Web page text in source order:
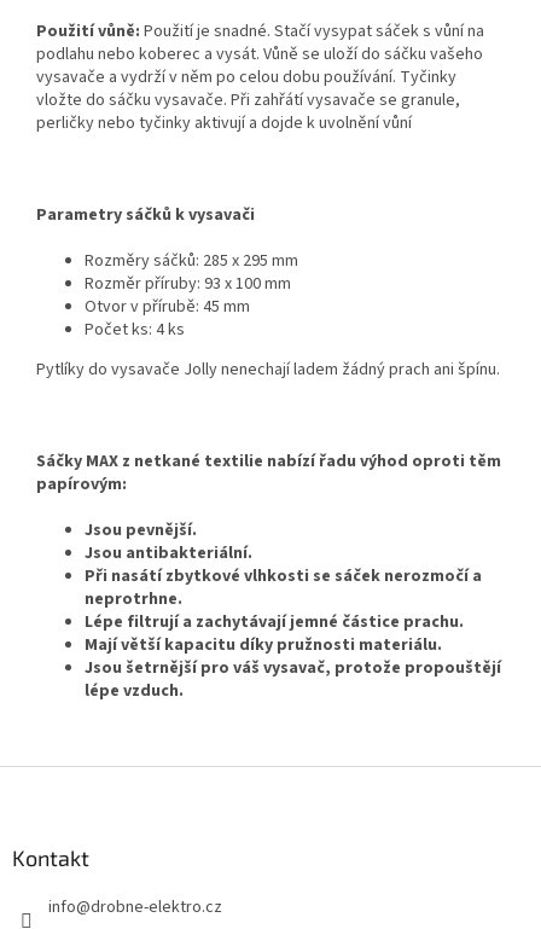
Použití vůně: Použití je snadné. Stačí vysypat sáček s vůní na
podlahu nebo koberec a vysát. Vůně se uloží do sáčku vašeho
vysavače a vydrží v něm po celou dobu používání. Tyčinky
vložte do sáčku vysavače. Při zahřátí vysavače se granule,
perličky nebo tyčinky aktivují a dojde k uvolnění vůní
Parametry sáčků k vysavači
Rozměry sáčků: 285 x 295 mm
Rozměr příruby: 93 x 100 mm
Otvor v přírubě: 45 mm
Počet ks: 4 ks
Pytlíky do vysavače Jolly nenechají ladem žádný prach ani špínu.
Sáčky MAX z netkané textilie nabízí řadu výhod oproti těm
papírovým:
Jsou pevnější.
Jsou antibakteriální.
Při nasátí zbytkové vlhkosti se sáček nerozmočí a
neprotrhne.
Lépe filtrují a zachytávají jemné částice prachu.
Mají větší kapacitu díky pružnosti materiálu.
Jsou šetrnější pro váš vysavač, protože propouštějí
lépe vzduch.
Kontakt
info@drobne-elektro.cz